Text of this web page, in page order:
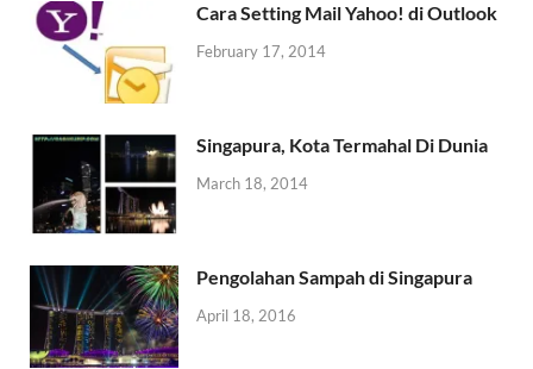
Cara Setting Mail Yahoo! di Outlook
February 17, 2014
Singapura, Kota Termahal Di Dunia
March 18, 2014
Pengolahan Sampah di Singapura
April 18, 2016